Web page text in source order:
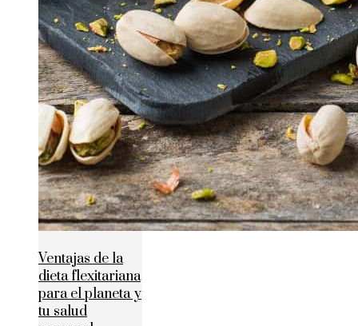
Ventajas de la
dieta flexitariana
para el planeta y
tu salud